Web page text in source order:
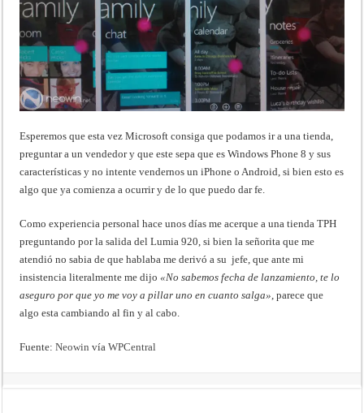
Esperemos que esta vez Microsoft consiga que podamos ir a una tienda,
preguntar a un vendedor y que este sepa que es Windows Phone 8 y sus
características y no intente vendernos un iPhone o Android, si bien esto es
algo que ya comienza a ocurrir y de lo que puedo dar fe.
Como experiencia personal hace unos días me acerque a una tienda TPH
preguntando por la salida del Lumia 920, si bien la señorita que me
atendió no sabia de que hablaba me derivó a su jefe, que ante mi
insistencia literalmente me dijo «No sabemos fecha de lanzamiento, te lo
aseguro por que yo me voy a pillar uno en cuanto salga», parece que
algo esta cambiando al fin y al cabo.
Fuente:Neowin víaWPCentral